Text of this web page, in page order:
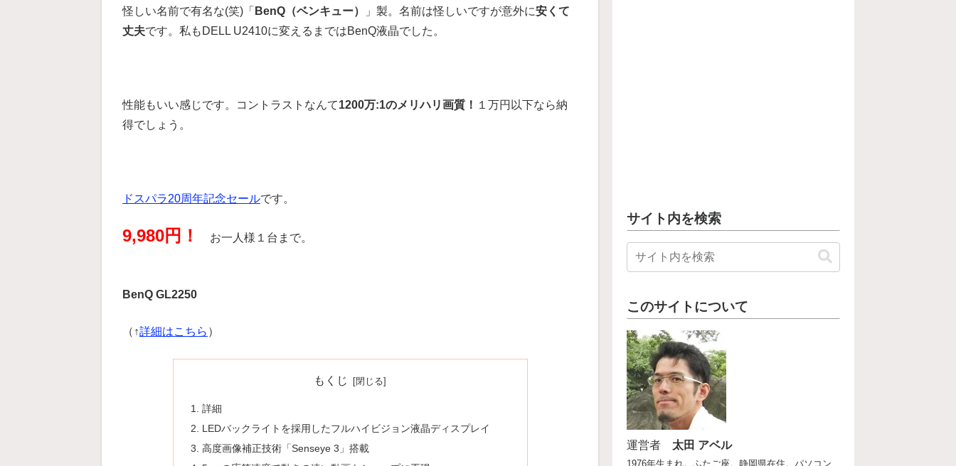
怪しい名前で有名な(笑)「 BenQ（ベンキュー） 」製。名前は怪しいですが意外に安くて
丈夫です。私もDELL U2410に変えるまではBenQ液晶でした。
性能もいい感じです。コントラストなんて1200万:1のメリハリ画質！ １万円以下なら納
得でしょう。
ドスパラ20周年記念セールです。
9,980円！ お一人様１台まで。
BenQ GL2250
（↑詳細はこちら ）
もくじ
詳細
LEDバックライトを採用したフルハイビジョン液晶ディスプレイ
高度画像補正技術「Senseye 3」搭載
サイト内を検索
このサイトについて
運営者 太田 アベル
1976年生まれ。ふたご座。静岡県在住。パソコン